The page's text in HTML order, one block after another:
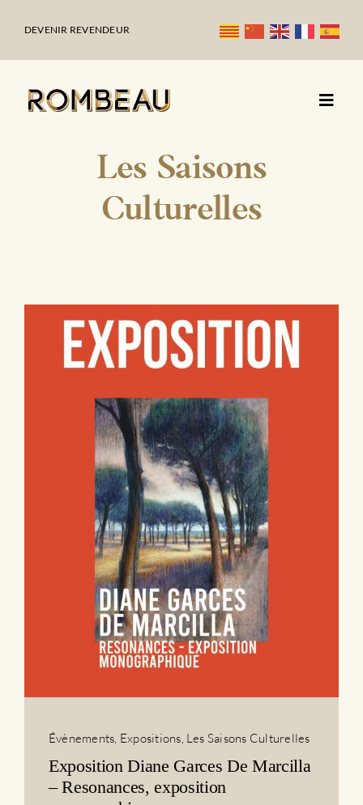
DEVENIR REVENDEUR
Les Saisons
Culturelles
Évènements, Expositions, Les Saisons Culturelles
Exposition Diane Garces De Marcilla
– Resonances, exposition